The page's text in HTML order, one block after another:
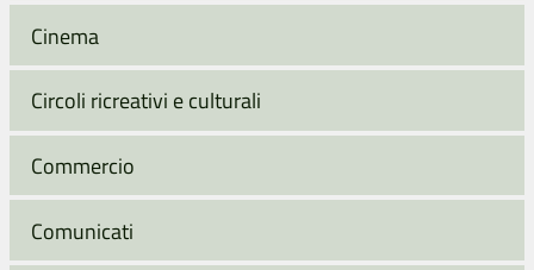
Cinema
Circoli ricreativi e culturali
Commercio
Comunicati